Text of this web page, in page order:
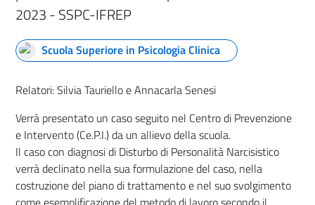
2023 - SSPC-IFREP
Scuola Superiore in Psicologia Clinica
Relatori: Silvia Tauriello e Annacarla Senesi
Verrà presentato un caso seguito nel Centro di Prevenzione
e Intervento (Ce.P.I.) da un allievo della scuola.
Il caso con diagnosi di Disturbo di Personalità Narcisistico
verrà declinato nella sua formulazione del caso, nella
costruzione del piano di trattamento e nel suo svolgimento